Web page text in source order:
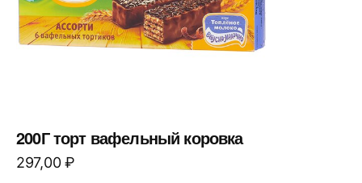
200Г торт вафельный коровка
297,00₽